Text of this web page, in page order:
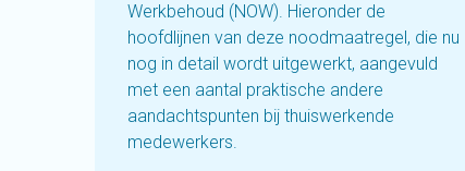
Werkbehoud (NOW). Hieronder de
hoofdlijnen van deze noodmaatregel, die nu
nog in detail wordt uitgewerkt, aangevuld
met een aantal praktische andere
aandachtspunten bij thuiswerkende
medewerkers.